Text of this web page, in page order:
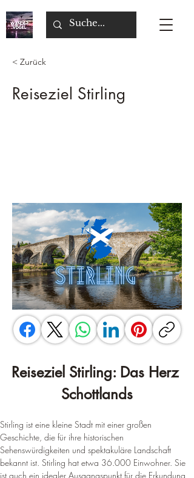
< Zurück
Reiseziel Stirling
Reiseziel Stirling: Das Herz
Schottlands
Stirling ist eine kleine Stadt mit einer großen
Geschichte, die für ihre historischen
Sehenswürdigkeiten und spektakuläre Landschaft
bekannt ist. Stirling hat etwa 36.000 Einwohner. Sie
ist auch ein idealer Ausgangspunkt für die Erkundung